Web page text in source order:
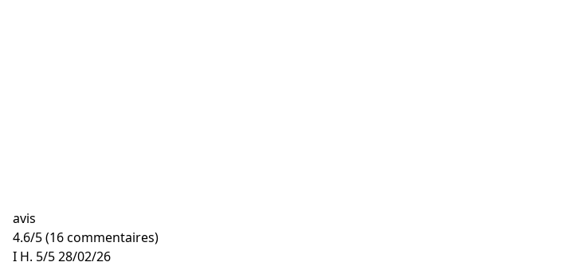
avis
4.6/5(16 commentaires)
I H. 5/528/02/26